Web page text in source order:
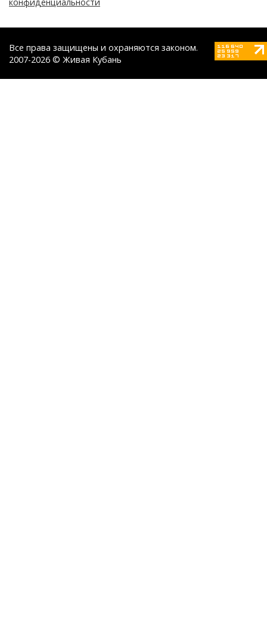
Все права защищены и охраняются законом.
2007-2026 © Живая Кубань